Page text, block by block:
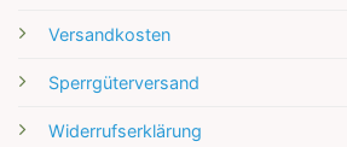
Versandkosten
Sperrgüterversand
Widerrufserklärung